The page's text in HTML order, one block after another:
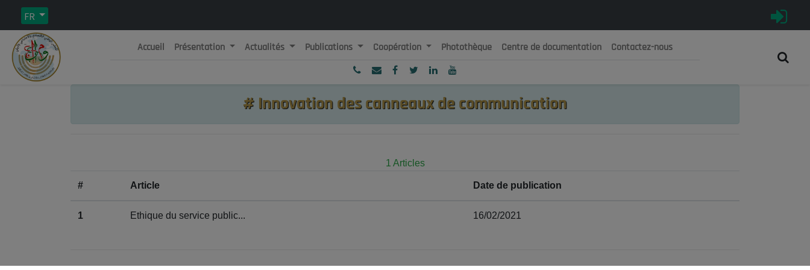
FR
République Algérienne Démocratique et Populaire
Conseil National Economique, Social et Environnemental الوطني الاقتصادي والاجتماعي والبيئي
الجزائرية الديمقراطية الشعبية
Accueil Présentation Actualités Publications Coopération Photothèque Centre de documentation Contactez-nous
# Innovation des canneaux de communication
1 Articles
# Article Date de publication
1 Ethique du service public... 16/02/2021